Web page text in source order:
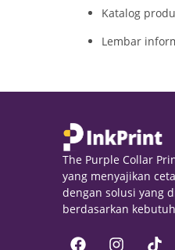
Katalog
Lembar
The Purple Collar
yang menyajikan
dengan solusi yang
berdasarkan